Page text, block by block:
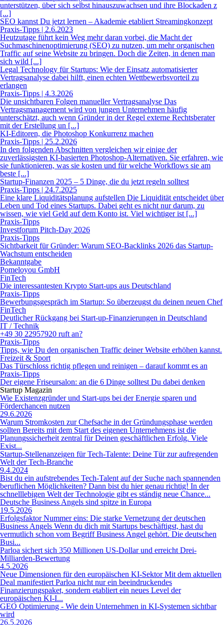
unterstützen, über sich selbst hinauszuwachsen und ihre Blockaden z
[...]
SEO kannst Du jetzt lernen – Akademie etabliert Streamingkonzept
Praxis-Tipps | 2.6.2023
Heutzutage führt kein Weg mehr daran vorbei, die Macht der
Suchmaschinenoptimierung (SEO) zu nutzen, um mehr organischen
Traffic auf seine Website zu bringen. Doch die Zeiten, in denen man
sich wild [...]
Legal Technology für Startups: Wie der Einsatz automatisierter
Vertragsanalyse dabei hilft, einen echten Wettbewerbsvorteil zu
erlangen
Praxis-Tipps | 4.3.2026
Die unsichtbaren Folgen manueller Vertragsanalyse Das
Vertragsmanagement wird von jungen Unternehmen häufig
unterschätzt, auch wenn Gründer in der Regel externe Rechtsberater
mit der Erstellung un [...]
KI-Editoren, die Photoshop Konkurrenz machen
Praxis-Tipps | 25.2.2026
In den folgenden Abschnitten vergleichen wir einige der
zuverlässigsten KI-basierten Photoshop-Alternativen. Sie erfahren, wie
sie funktionieren, was sie kosten und für welche Workflows sie am
beste [...]
Startup-Finanzen 2025 – 5 Dinge, die du jetzt regeln solltest
Praxis-Tipps | 24.7.2025
Eine klare Liquiditätsplanung aufstellen Die Liquidität entscheidet über
Leben und Tod eines Startups. Dabei geht es nicht nur darum, zu
wissen, wie viel Geld auf dem Konto ist. Viel wichtiger ist [...]
Praxis-Tipps
Investforum Pitch-Day 2026
Praxis-Tipps
Sichtbarkeit für Gründer: Warum SEO-Backlinks 2026 das Startup-
Wachstum entscheiden
Bekanntgabe
Pomeloyou GmbH
FinTech
Die interessantesten Krypto Start-ups aus Deutschland
Praxis-Tipps
Bewerbungsgespräch im Startup: So überzeugst du deinen neuen Chef
FinTech
Deutlicher Rückgang bei Start-up-Finanzierungen in Deutschland
IT / Technik
+49 30 22957920 ruft an?
Praxis-Tipps
Tipps, wie Du den organischen Traffic deiner Website erhöhen kannst.
Freizeit & Sport
Das Türschloss richtig pflegen und reinigen – darauf kommt es an
Praxis-Tipps
Der eigene Friseursalon: an die 6 Dinge solltest Du dabei denken
Startup Magazin
Wie Existenzgründer und Start-ups bei der Energie sparen und
Förderchancen nutzen
29.6.2026
Warum Stromkosten zur Chefsache in der Gründungsphase werden
sollten Bereits mit dem Start des eigenen Unternehmens ist die
Planungssicherheit zentral für Deinen geschäftlichen Erfolg. Viele
Exist...
Startup-Stellenanzeigen für Tech-Talente: Deine Tür zur aufregenden
Welt der Tech-Branche
9.4.2024
Bist du ein aufstrebendes Tech-Talent auf der Suche nach spannenden
beruflichen Möglichkeiten? Dann bist du hier genau richtig! In der
schnelllebigen Welt der Technologie gibt es ständig neue Chance...
Deutsche Business Angels sind spitze in Europa
19.5.2026
Erfolgsfaktor Nummer eins: Die starke Vernetzung der deutschen
Business Angels Wenn du dich mit Startups beschäftigst, hast du
vermutlich schon vom Begriff Business Angel gehört. Die deutschen
Busi...
Parloa sichert sich 350 Millionen US-Dollar und erreicht Drei-
Milliarden-Bewertung
4.5.2026
Neue Dimensionen für den europäischen KI-Sektor Mit dem aktuellen
Deal manifestiert Parloa nicht nur ein beeindruckendes
Finanzierungspaket, sondern etabliert ein neues Level der
europäischen KI-I...
GEO Optimierung - Wie dein Unternehmen in KI-Systemen sichtbar
wird
26.5.2026